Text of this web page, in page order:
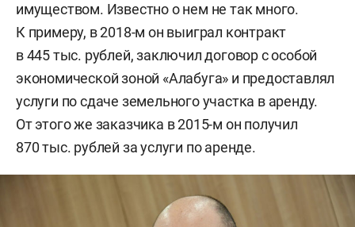
имуществом. Известно о нем не так много.
К примеру, в 2018-м он выиграл контракт
в 445 тыс. рублей, заключил договор с особой
экономической зоной «Алабуга» и предоставлял
услуги по сдаче земельного участка в аренду.
От этого же заказчика в 2015-м он получил
870 тыс. рублей за услуги по аренде.